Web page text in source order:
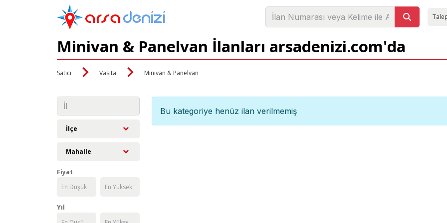
Minivan & Panelvan İlanları arsadenizi.com'da
Satıcı Vasıta Minivan & Panelvan
İlçe
Mahalle
Fiyat
Yıl
Bu kategoriye henüz ilan verilmemiş